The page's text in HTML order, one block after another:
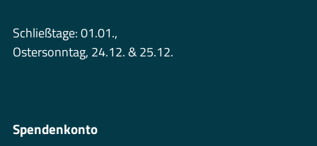
Schließtage: 01.01.,
Ostersonntag, 24.12. & 25.12.
Spendenkonto